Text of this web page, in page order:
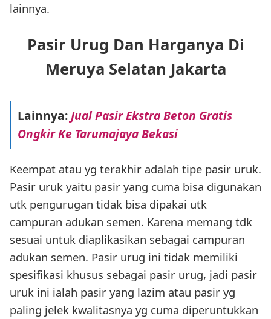
lainnya.
Pasir Urug Dan Harganya Di
Meruya Selatan Jakarta
Lainnya:Jual Pasir Ekstra Beton Gratis
Ongkir Ke Tarumajaya Bekasi
Keempat atau yg terakhir adalah tipe pasir uruk.
Pasir uruk yaitu pasir yang cuma bisa digunakan
utk pengurugan tidak bisa dipakai utk
campuran adukan semen. Karena memang tdk
sesuai untuk diaplikasikan sebagai campuran
adukan semen. Pasir urug ini tidak memiliki
spesifikasi khusus sebagai pasir urug, jadi pasir
uruk ini ialah pasir yang lazim atau pasir yg
paling jelek kwalitasnya yg cuma diperuntukkan